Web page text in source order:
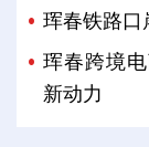
珲春铁路口
珲春跨境
新动力